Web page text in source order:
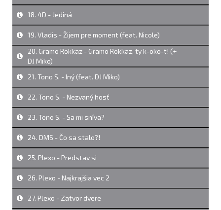
18. 4D - Jediná
19. Vladis - Žijem pre moment (feat. Nicole)
20. Gramo Rokkaz - Gramo Rokkaz, ty k-oko-t! (+
DJ Miko)
21. Tono S. - Iný (feat. DJ Miko)
22. Tono S. - Nezvaný hosť
23. Tono S. - Sa mi sníva?
24. DMS - Čo sa stalo?!
25. Plexo - Predstav si
26. Plexo - Najkrajšia vec 2
27. Plexo - Zatvor dvere